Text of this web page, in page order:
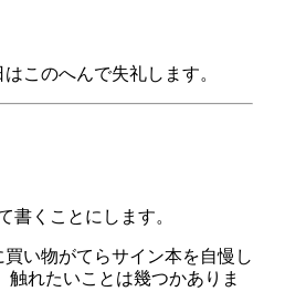
このへんで失礼します。
くことにします。
い物がてらサイン本を自慢し
れたいことは幾つかありま